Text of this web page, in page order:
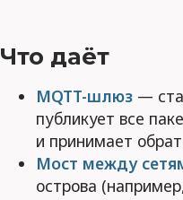
Что даёт
MQTT-шлюз —
публикует все
и принимает
Мост между
острова